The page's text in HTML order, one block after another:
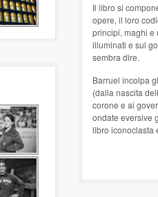
Il libro si
opere, il loro
principi, maghi e
illuminati e sul
sembra dire.
Barruel incolpa
(dalla nascita
corone e ai
ondate eversive
libro iconoclasta